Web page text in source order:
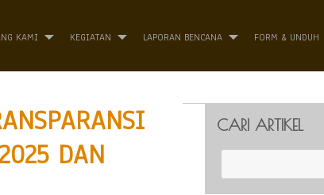
KAMI KEGIATAN LAPORAN BENCANA FORM & UNDUH
DAN
CARI ARTIKEL